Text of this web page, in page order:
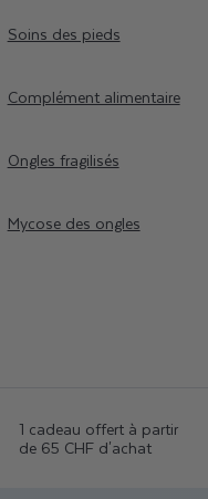
Soins des pieds
Complément alimentaire
Ongles fragilisés
Mycose des ongles
1 cadeau offert à partir
de 65 CHF d'achat